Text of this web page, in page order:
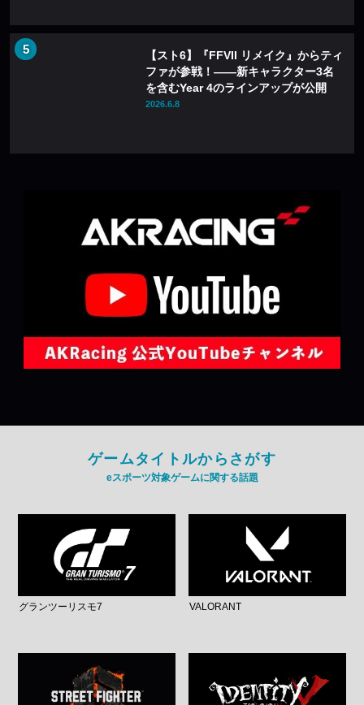
【スト6】『FFVII リメイク』からティ
ファが参戦！――新キャラクター3名
を含むYear 4のラインアップが公開
2026.6.8
ゲームタイトルからさがす
eスポーツ対象ゲームに関する話題
グランツーリスモ7 VALORANT